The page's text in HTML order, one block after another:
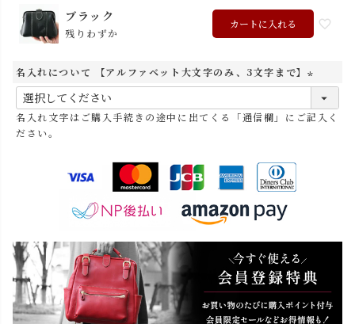
ブラック
残りわずか
カートに入れる
名入れについて 【アルファベット大文字のみ、3文字まで】
必
須
名入れ文字はご購入手続きの途中に出てくる「通信欄」にご記入く
ださい。